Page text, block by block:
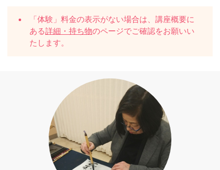
「体験」料金の表示がない場合は、講座概要に
ある詳細・持ち物のページでご確認をお願いい
たします。